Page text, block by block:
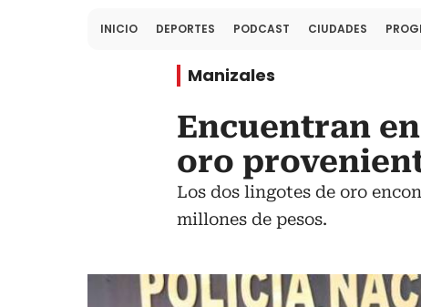
INICIO DEPORTES PODCAST CIUDADES
Manizales
Encuentran
oro
Los dos lingotes de oro
millones de pesos.